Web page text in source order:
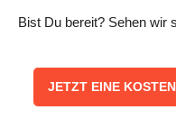
Bist Du bereit? Sehen wir
‌JETZT EINE